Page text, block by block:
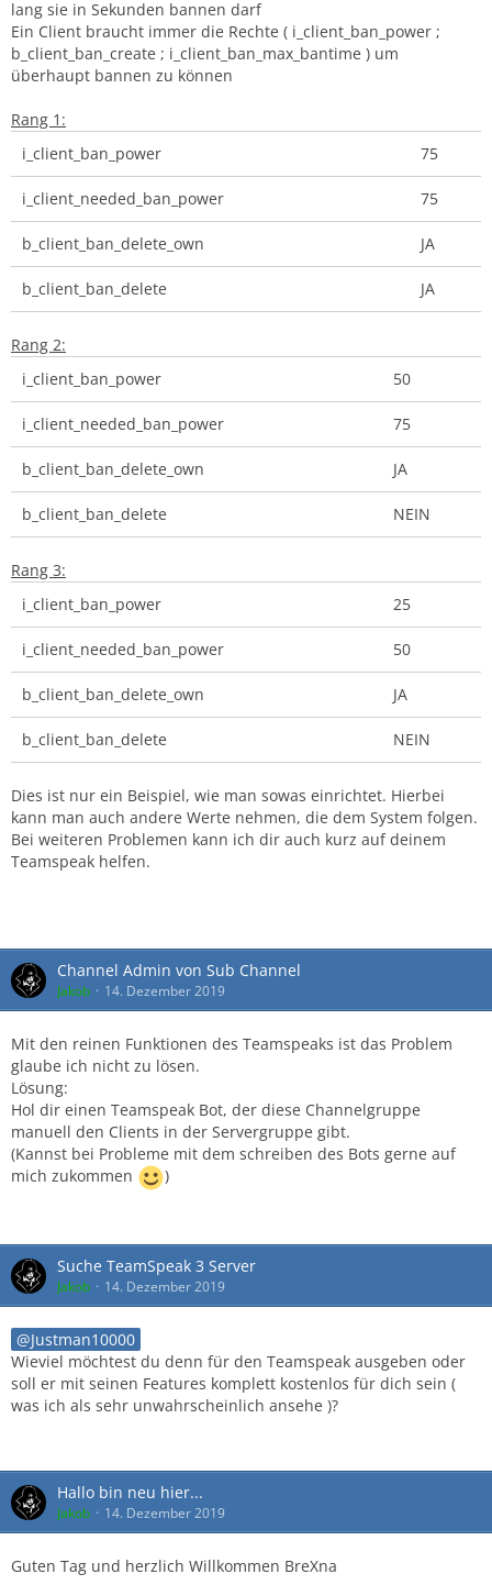
lang sie in Sekunden bannen darf
Ein Client braucht immer die Rechte ( i_client_ban_power ;
b_client_ban_create ; i_client_ban_max_bantime ) um
überhaupt bannen zu können
Rang 1:
i_client_ban_power
75
i_client_needed_ban_power 75
b_client_ban_delete_own JA
b_client_ban_delete JA
Rang 2:
i_client_ban_power
50
i_client_needed_ban_power 75
b_client_ban_delete_own JA
b_client_ban_delete NEIN
Rang 3:
i_client_ban_power
25
i_client_needed_ban_power 50
b_client_ban_delete_own JA
b_client_ban_delete NEIN
Dies ist nur ein Beispiel, wie man sowas einrichtet. Hierbei
kann man auch andere Werte nehmen, die dem System folgen.
Bei weiteren Problemen kann ich dir auch kurz auf deinem
Teamspeak helfen.
Channel Admin von Sub Channel
Jakob 14. Dezember 2019
Mit den reinen Funktionen des Teamspeaks ist das Problem
glaube ich nicht zu lösen.
Lösung:
Hol dir einen Teamspeak Bot, der diese Channelgruppe
manuell den Clients in der Servergruppe gibt.
(Kannst bei Probleme mit dem schreiben des Bots gerne auf
mich zukommen
)
Suche TeamSpeak 3 Server
Jakob 14. Dezember 2019
Justman10000
Wieviel möchtest du denn für den Teamspeak ausgeben oder
soll er mit seinen Features komplett kostenlos für dich sein (
was ich als sehr unwahrscheinlich ansehe )?
Hallo bin neu hier...
Jakob 14. Dezember 2019
Guten Tag und herzlich Willkommen BreXna